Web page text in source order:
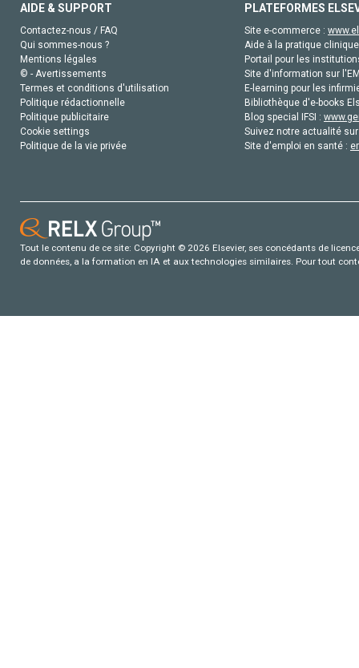
AIDE & SUPPORT
Contactez-nous / FAQ
Qui sommes-nous ?
Mentions légales
© - Avertissements
Termes et conditions d'utilisation
Politique rédactionnelle
Politique publicitaire
Cookie settings
Politique de la vie privée
PLATEFORMES
Site e-commerce :
Aide à la pratique
Portail pour les
Site d'information sur
E-learning pour les
Bibliothèque d'e-books
Blog special IFSI :
Suivez notre actualité
Site d'emploi en santé :
Tout le contenu de ce site: Copyright © 2026 Elsevier, ses concédants de
de données, a la formation en IA et aux technologies similaires. Pour tout